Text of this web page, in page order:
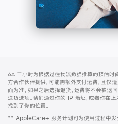
页
页
脚
注
∆∆ 三小时为根据过往物流数据推算的预估时
方合作伙伴提供，可能需额外支付运费，且仅
面为准。如果之后选择退货，运费将不会被退回
送货选项。我们通过你的 IP 地址，或者你在
找到了你的位置。
** AppleCare+ 服务计划可为使用过程中发